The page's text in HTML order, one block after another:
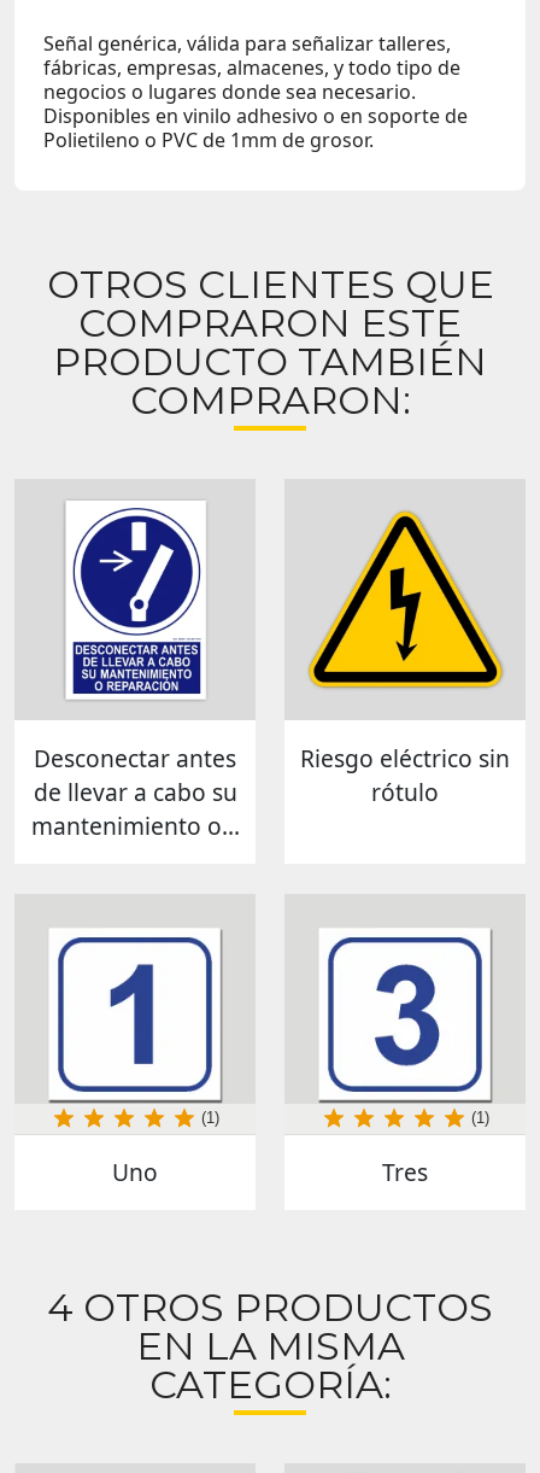
Señal genérica, válida para señalizar talleres,
fábricas, empresas, almacenes, y todo tipo de
negocios o lugares donde sea necesario.
Disponibles en vinilo adhesivo o en soporte de
Polietileno o PVC de 1mm de grosor.
OTROS CLIENTES QUE
COMPRARON ESTE
PRODUCTO TAMBIÉN
COMPRARON:
Desconectar antes
de llevar a cabo su
mantenimiento o...
Riesgo eléctrico sin
rótulo
Uno
(1)
Tres
(1)
4 OTROS PRODUCTOS
EN LA MISMA
CATEGORÍA: